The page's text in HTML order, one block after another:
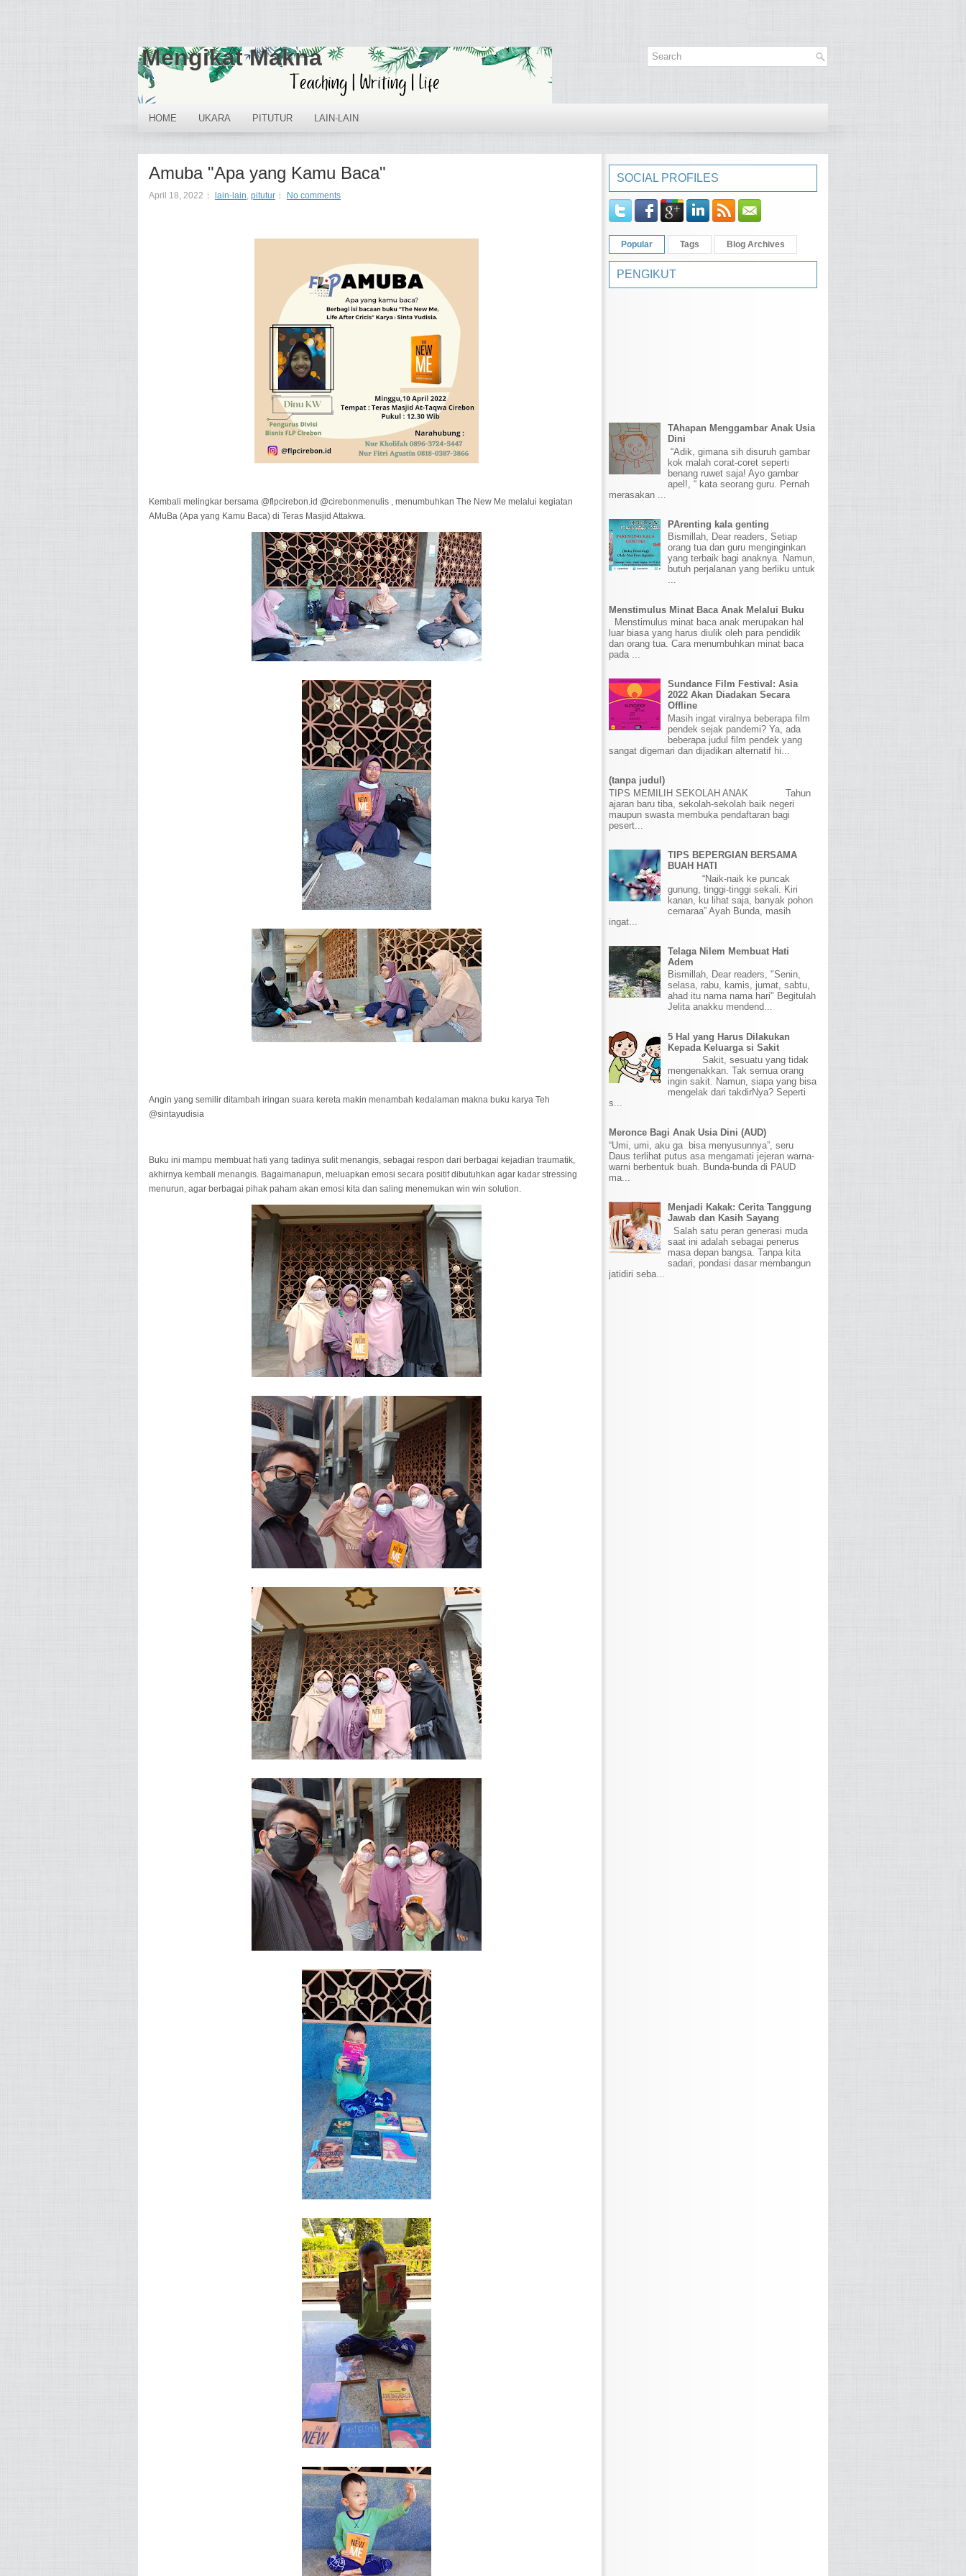
Mengikat Makna
HOME UKARA PITUTUR LAIN-LAIN
Amuba "Apa yang Kamu Baca"
April 18, 2022 lain-lain, pitutur No comments
Kembali melingkar bersama @flpcirebon.id @cirebonmenulis , menumbuhkan The New Me melalui kegiatan
AMuBa (Apa yang Kamu Baca) di Teras Masjid Attakwa.
Angin yang semilir ditambah iringan suara kereta makin menambah kedalaman makna buku karya Teh
@sintayudisia
Buku ini mampu membuat hati yang tadinya sulit menangis, sebagai respon dari berbagai kejadian traumatik,
akhirnya kembali menangis. Bagaimanapun, meluapkan emosi secara positif dibutuhkan agar kadar stressing
menurun, agar berbagai pihak paham akan emosi kita dan saling menemukan win win solution.
SOCIAL PROFILES
Popular Tags Blog Archives
PENGIKUT
TAhapan Menggambar Anak Usia
Dini
“Adik, gimana sih disuruh gambar
kok malah corat-coret seperti
benang ruwet saja! Ayo gambar
apel!, “ kata seorang guru. Pernah
merasakan ...
PArenting kala genting
Bismillah, Dear readers, Setiap
orang tua dan guru menginginkan
yang terbaik bagi anaknya. Namun,
butuh perjalanan yang berliku untuk
...
Menstimulus Minat Baca Anak Melalui Buku
Menstimulus minat baca anak merupakan hal
luar biasa yang harus diulik oleh para pendidik
dan orang tua. Cara menumbuhkan minat baca
pada ...
Sundance Film Festival: Asia
2022 Akan Diadakan Secara
Offline
Masih ingat viralnya beberapa film
pendek sejak pandemi? Ya, ada
beberapa judul film pendek yang
sangat digemari dan dijadikan alternatif hi...
(tanpa judul)
TIPS MEMILIH SEKOLAH ANAK Tahun
ajaran baru tiba, sekolah-sekolah baik negeri
maupun swasta membuka pendaftaran bagi
pesert...
TIPS BEPERGIAN BERSAMA
BUAH HATI
“Naik-naik ke puncak
gunung, tinggi-tinggi sekali. Kiri
kanan, ku lihat saja, banyak pohon
cemaraa” Ayah Bunda, masih
ingat...
Telaga Nilem Membuat Hati
Adem
Bismillah, Dear readers, "Senin,
selasa, rabu, kamis, jumat, sabtu,
ahad itu nama nama hari" Begitulah
Jelita anakku mendend...
5 Hal yang Harus Dilakukan
Kepada Keluarga si Sakit
Sakit, sesuatu yang tidak
mengenakkan. Tak semua orang
ingin sakit. Namun, siapa yang bisa
mengelak dari takdirNya? Seperti
s...
Meronce Bagi Anak Usia Dini (AUD)
“Umi, umi, aku ga bisa menyusunnya”, seru
Daus terlihat putus asa mengamati jejeran warna-
warni berbentuk buah. Bunda-bunda di PAUD
ma...
Menjadi Kakak: Cerita Tanggung
Jawab dan Kasih Sayang
Salah satu peran generasi muda
saat ini adalah sebagai penerus
masa depan bangsa. Tanpa kita
sadari, pondasi dasar membangun
jatidiri seba...